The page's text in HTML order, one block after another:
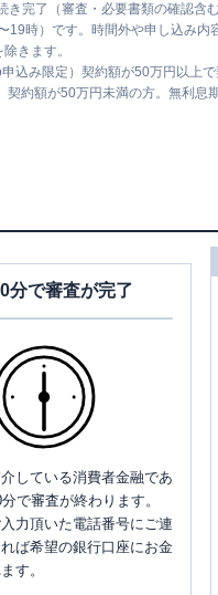
完了（審査・必要書類の確認含
時）です。時間外や申し込み内
きます。
込み限定）契約額が50万円以上
約額が50万円未満の方。無利息
分で審査が完了
している消費者金融であ
で審査が終わります。
力頂いた電話番号にご連
ば希望の銀行口座にお金
す。